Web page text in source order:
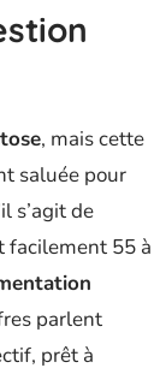
, mais cette
saluée pour
s’agit de
facilement 55 à
parlent
prêt à